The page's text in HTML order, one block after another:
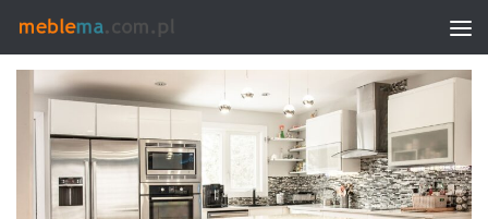
MONTHLY ARCHIVE: